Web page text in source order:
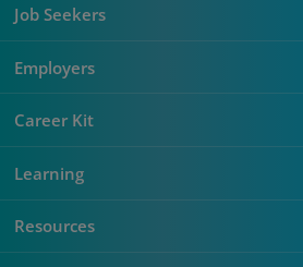
Job Seekers
Employers
Career Kit
Learning
Resources